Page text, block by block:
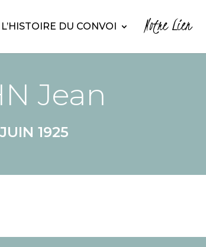
L’HISTOIRE DU CONVOI Notre Lien
Jean
1925